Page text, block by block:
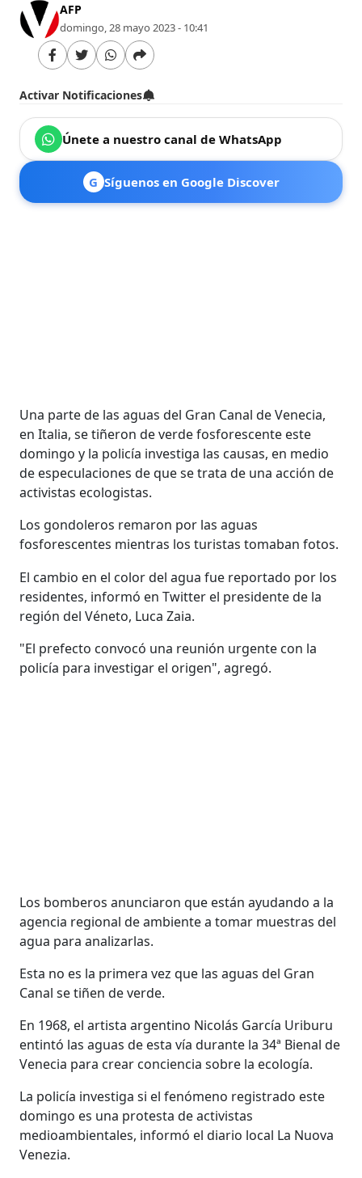
AFP
domingo, 28 mayo 2023 - 10:41
Activar Notificaciones
Únete a nuestro canal de WhatsApp
G Síguenos en Google Discover
Una parte de las aguas del Gran Canal de Venecia,
en Italia, se tiñeron de verde fosforescente este
domingo y la policía investiga las causas, en medio
de especulaciones de que se trata de una acción de
activistas ecologistas.
Los gondoleros remaron por las aguas
fosforescentes mientras los turistas tomaban fotos.
El cambio en el color del agua fue reportado por los
residentes, informó en Twitter el presidente de la
región del Véneto, Luca Zaia.
"El prefecto convocó una reunión urgente con la
policía para investigar el origen", agregó.
Los bomberos anunciaron que están ayudando a la
agencia regional de ambiente a tomar muestras del
agua para analizarlas.
Esta no es la primera vez que las aguas del Gran
Canal se tiñen de verde.
En 1968, el artista argentino Nicolás García Uriburu
entintó las aguas de esta vía durante la 34ª Bienal de
Venecia para crear conciencia sobre la ecología.
La policía investiga si el fenómeno registrado este
domingo es una protesta de activistas
medioambientales, informó el diario local La Nuova
Venezia.